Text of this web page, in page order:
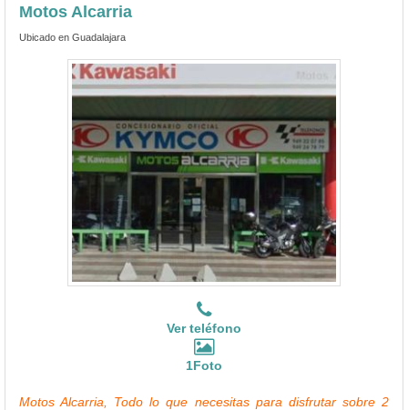
Motos Alcarria
Ubicado en Guadalajara
Ver teléfono
1Foto
Motos Alcarria, Todo lo que necesitas para disfrutar sobre 2